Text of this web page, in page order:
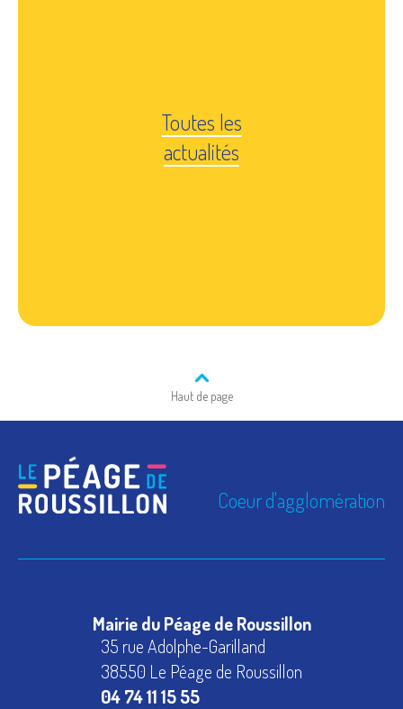
Toutes les
actualités
Haut de page
Coeur d'agglomération
Mairie du Péage de Roussillon
35 rue Adolphe-Garilland
38550 Le Péage de Roussillon
04 74 11 15 55